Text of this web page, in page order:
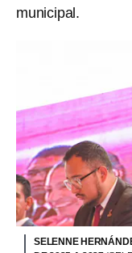
municipal.
SELENNE